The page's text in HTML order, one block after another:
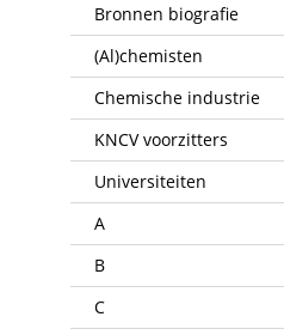
Bronnen biografie
(Al)chemisten
Chemische industrie
KNCV voorzitters
Universiteiten
A
B
C